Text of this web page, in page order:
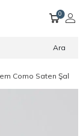
Ara
0
Como Saten Şal